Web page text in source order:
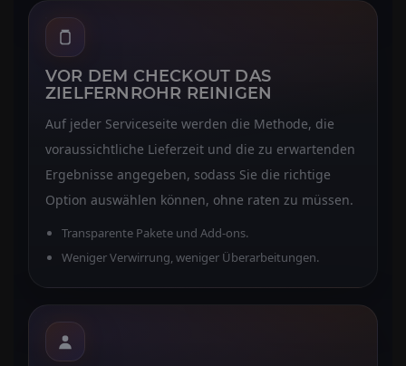
VOR DEM CHECKOUT DAS
ZIELFERNROHR REINIGEN
Auf jeder Serviceseite werden die Methode, die
voraussichtliche Lieferzeit und die zu erwartenden
Ergebnisse angegeben, sodass Sie die richtige
Option auswählen können, ohne raten zu müssen.
Transparente Pakete und Add-ons.
Weniger Verwirrung, weniger Überarbeitungen.